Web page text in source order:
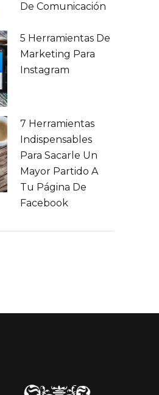
De Comunicación
5 Herramientas De
Marketing Para
Instagram
7 Herramientas
Indispensables
Para Sacarle Un
Mayor Partido A
Tu Página De
Facebook